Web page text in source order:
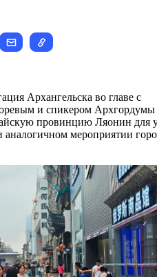
Архангельска во главе с
и спикером
провинцию Ляонин для
мероприятии